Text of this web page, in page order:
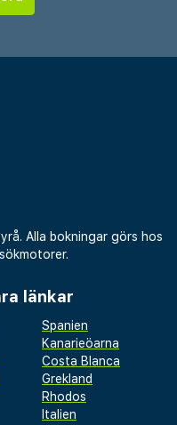
Alla bokningar görs hos
länkar
Spanien
Kanarieöarna
Costa Blanca
Grekland
Rhodos
Italien